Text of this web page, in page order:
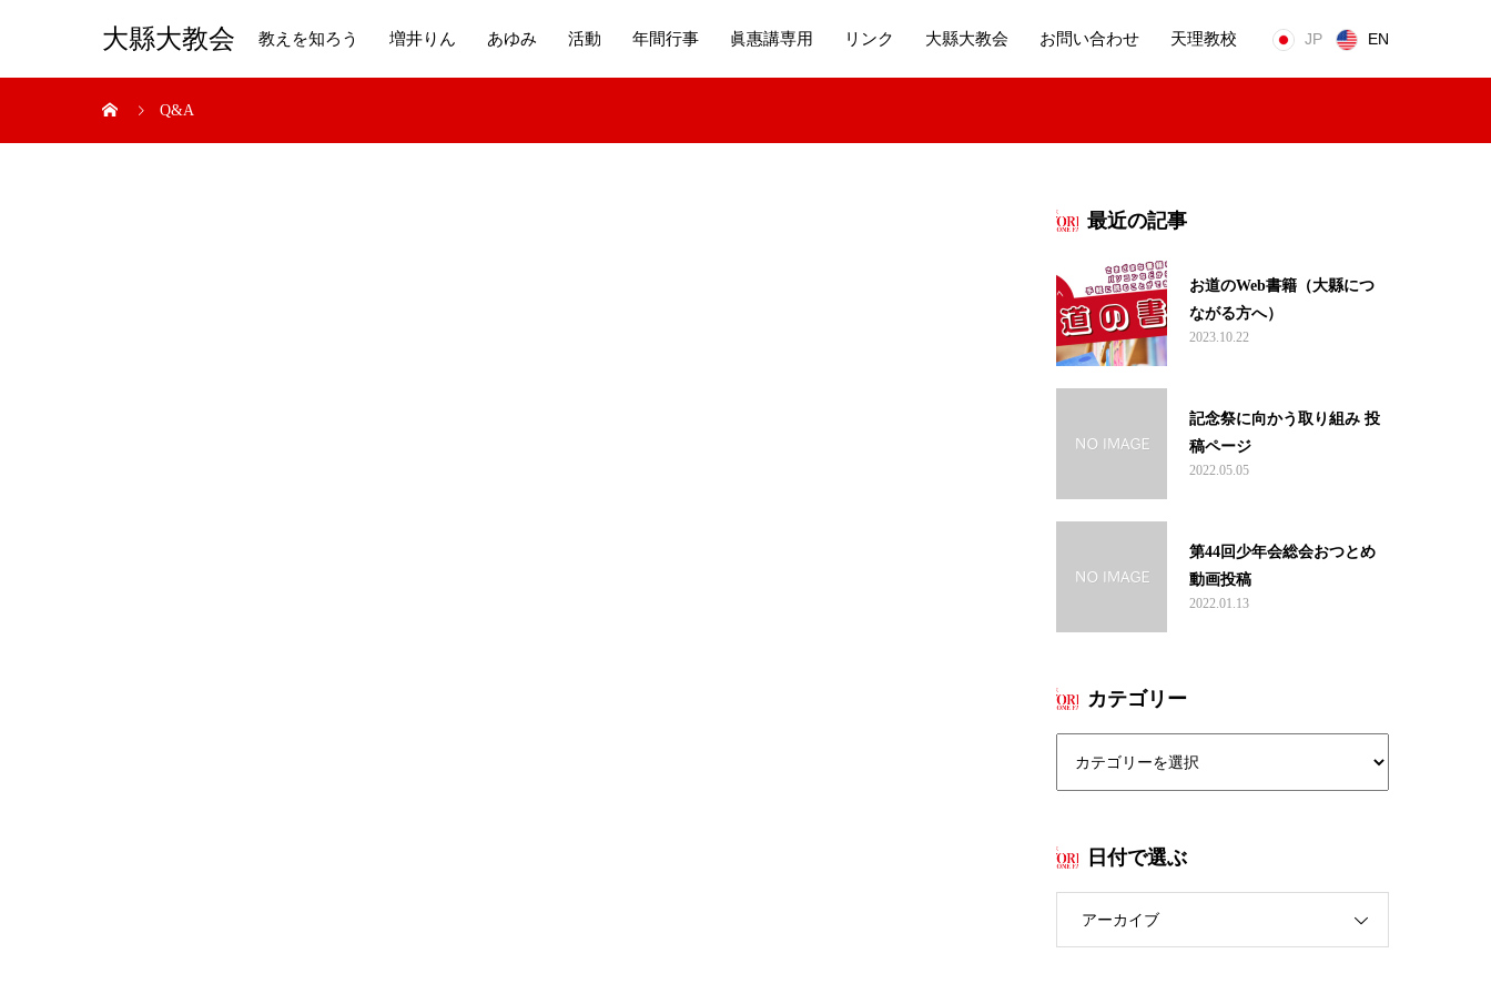
大縣大教会 教えを知ろう 増井りん あゆみ 活動 年間行事 眞惠講専用 リンク 大縣大教会 お問い合わせ 天理教校 JP EN
Q&A
最近の記事
お道のWeb書籍（大縣につ
ながる方へ）
2023.10.22
記念祭に向かう取り組み 投
稿ページ
2022.05.05
第44回少年会総会おつとめ
動画投稿
2022.01.13
カテゴリー
日付で選ぶ
アーカイブ